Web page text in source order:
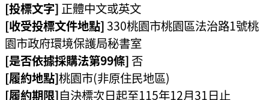
告
聯
絡
我
們
[投標文字] 正體中文或英文
[收受投標文件地點]330桃園市桃園區法治路1號桃
園市政府環境保護局秘書室
[是否依據採購法第99條] 否
[履約地點]桃園市(非原住民地區)
[履約期限]自決標次日起至115年12月31日止